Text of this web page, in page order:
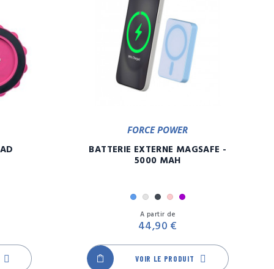
FORCE POWER
BATTERIE EXTERNE MAGSAFE -
5000 MAH
BleuGrisNoirRoseViolet
A partir de
44,90 €
VOIR LE PRODUIT